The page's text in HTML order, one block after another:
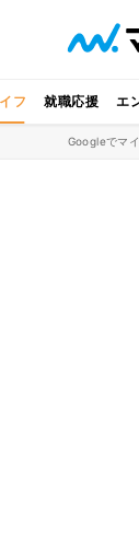
フ 就職応援 エ
Googleでマ